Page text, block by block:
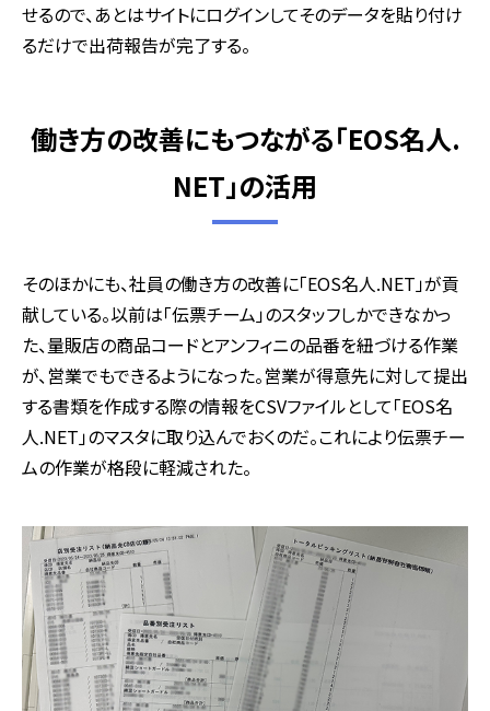
せるので、あとはサイトにログインしてそのデータを貼り付け
るだけで出荷報告が完了する。
働き方の改善にもつながる「EOS名人.
NET」の活用
そのほかにも、社員の働き方の改善に「EOS名人.NET」が貢
献している。以前は「伝票チーム」のスタッフしかできなかっ
た、量販店の商品コードとアンフィニの品番を紐づける作業
が、営業でもできるようになった。営業が得意先に対して提出
する書類を作成する際の情報をCSVファイルとして「EOS名
人.NET」のマスタに取り込んでおくのだ。これにより伝票チー
ムの作業が格段に軽減された。